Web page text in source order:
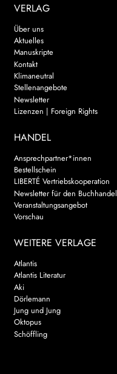
VERLAG
Über uns
Aktuelles
Manuskripte
Kontakt
Klimaneutral
Stellenangebote
Newsletter
Lizenzen | Foreign Rights
HANDEL
Ansprechpartner*innen
Bestellschein
LIBERTÉ Vertriebskooperation
Newsletter für den Buchhandel
Veranstaltungsangebot
Vorschau
WEITERE VERLAGE
Atlantis
Atlantis Literatur
Aki
Dörlemann
Jung und Jung
Oktopus
Schöffling